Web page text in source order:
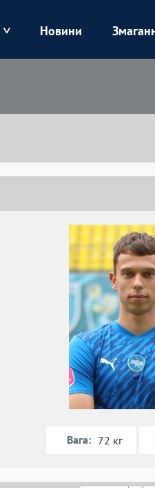
Колос
Новини
Вага: 72 кг